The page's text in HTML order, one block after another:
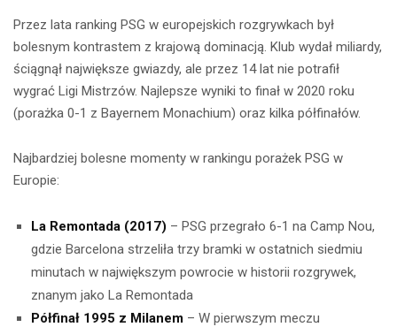
Przez lata ranking PSG w europejskich rozgrywkach był
bolesnym kontrastem z krajową dominacją. Klub wydał miliardy,
ściągnął największe gwiazdy, ale przez 14 lat nie potrafił
wygrać Ligi Mistrzów. Najlepsze wyniki to finał w 2020 roku
(porażka 0-1 z Bayernem Monachium) oraz kilka półfinałów.
Najbardziej bolesne momenty w rankingu porażek PSG w
Europie:
La Remontada (2017) – PSG przegrało 6-1 na Camp Nou,
gdzie Barcelona strzeliła trzy bramki w ostatnich siedmiu
minutach w największym powrocie w historii rozgrywek,
znanym jako La Remontada
Półfinał 1995 z Milanem – W pierwszym meczu